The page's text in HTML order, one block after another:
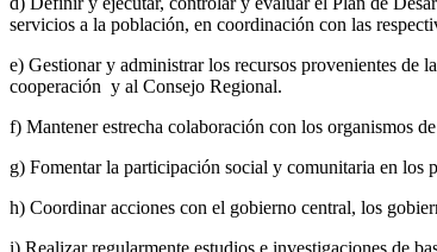
servicios a la población, en coordinación con las
e) Gestionar y administrar los recursos provenientes de
cooperación y al Consejo Regional.
f) Mantener estrecha colaboración con los organismos
g) Fomentar la participación social y comunitaria en los
h) Coordinar acciones con el gobierno central, los
i) Realizar regularmente estudios e investigaciones de